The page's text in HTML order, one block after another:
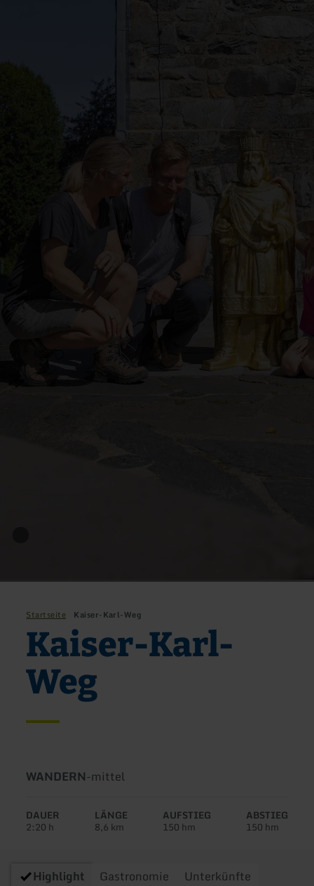
Startseite Kaiser-Karl-Weg
Kaiser-Karl-
Weg
Art
Tour:
WANDERN-Schwierigkeit:
mittel
DAUER
2:20 h
LÄNGE
8,6 km
AUFSTIEG
150 hm
ABSTIEG
150 hm
Highlight Gastronomie Unterkünfte